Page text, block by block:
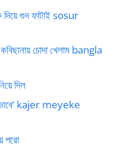
দিয়ে গুদ ফাটাই sosur
চোদা খেলাম bangla
দিল
kajer meyeke
পরো